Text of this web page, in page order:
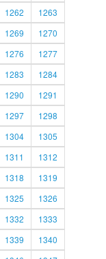
1262
1263
1269
1270
1276
1277
1283
1284
1290
1291
1297
1298
1304
1305
1311
1312
1318
1319
1325
1326
1332
1333
1339
1340